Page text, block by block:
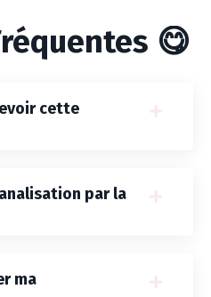
😋
cette
par la
ma